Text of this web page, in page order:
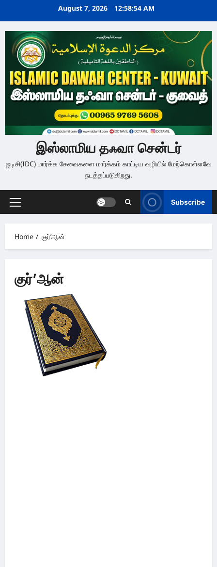
August 7, 2026 12:58:55 AM
இஸ்லாமிய தஃவா சென்டர்
ஐடிசி(IDC) மார்க்க சேவைகளை மார்க்கம் காட்டிய வழியில் மேற்கொள்ளவே
நடத்தப்படுகிறது.
Primary
Subscribe
Home குர்’ஆன்
குர்’ஆன்